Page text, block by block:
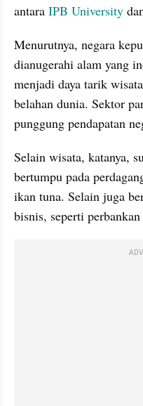
antara IPB University
Menurutnya, negara
dianugerahi alam yang
menjadi daya tarik
belahan dunia. Sektor
punggung pendapatan
Selain wisata, katanya,
bertumpu pada
ikan tuna. Selain juga
bisnis, seperti